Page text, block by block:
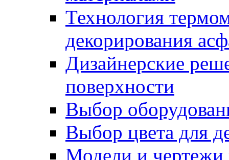
Технология
декорирования
Дизайнерские
поверхности
Выбор
Выбор цвета для
Модели и чертежи